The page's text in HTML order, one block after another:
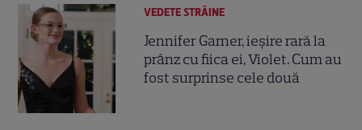
VEDETE STRĂINE
Jennifer Garner, ieșire rară la
prânz cu fiica ei, Violet. Cum au
fost surprinse cele două